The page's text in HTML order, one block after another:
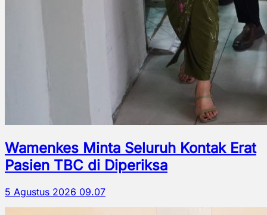
Wamenkes Minta Seluruh Kontak Erat
Pasien TBC di Diperiksa
5 Agustus 2026 09.07